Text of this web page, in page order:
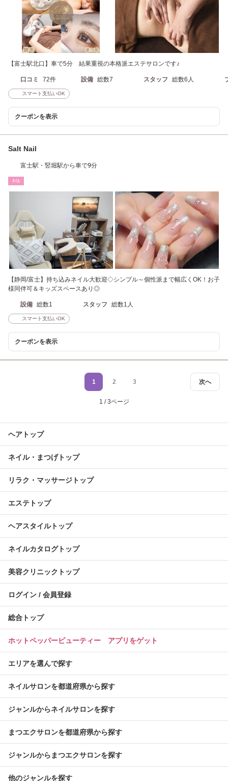
【富士駅北口】車で5分 結果重視の本格派エステサロンです♪
口コミ 72件 設備 総数7 スタッフ 総数6人
スマート支払いOK
クーポンを表示
Salt Nail
富士駅・竪堀駅から車で9分
ﾈｲﾙ
【静岡/富士】持ち込みネイル大歓迎◇シンプル～個性派まで幅広くOK！お子
様同伴可＆キッズスペースあり◎
設備 総数1 スタッフ 総数1人
スマート支払いOK
クーポンを表示
次へ
1 2 3
1 / 3ページ
ヘアトップ
ネイル・まつげトップ
リラク・マッサージトップ
エステトップ
ヘアスタイルトップ
ネイルカタログトップ
美容クリニックトップ
ログイン / 会員登録
総合トップ
ホットペッパービューティー アプリをゲット
エリアを選んで探す
ネイルサロンを都道府県から探す
ジャンルからネイルサロンを探す
まつエクサロンを都道府県から探す
ジャンルからまつエクサロンを探す
他のジャンルを探す